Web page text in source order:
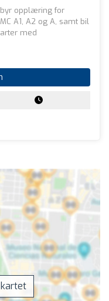
opplæring for
A1, A2 og A, samt bil
med